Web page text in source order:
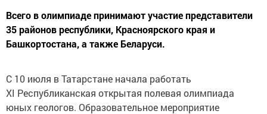
Всего в олимпиаде принимают участие представители
35 районов республики, Красноярского края и
Башкортостана, а также Беларуси.
С 10 июля в Татарстане начала работать
XI Республиканская открытая полевая олимпиада
юных геологов. Образовательное мероприятие